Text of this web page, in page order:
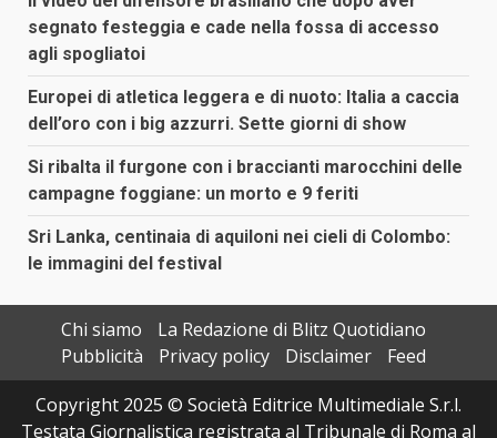
segnato festeggia e cade nella fossa di accesso
agli spogliatoi
Europei di atletica leggera e di nuoto: Italia a caccia
dell’oro con i big azzurri. Sette giorni di show
Si ribalta il furgone con i braccianti marocchini delle
campagne foggiane: un morto e 9 feriti
Sri Lanka, centinaia di aquiloni nei cieli di Colombo:
le immagini del festival
Chi siamo
La Redazione di Blitz Quotidiano
Pubblicità
Privacy policy Disclaimer
Feed
Copyright 2025 © Società Editrice Multimediale S.r.l.
Testata Giornalistica registrata al Tribunale di Roma al